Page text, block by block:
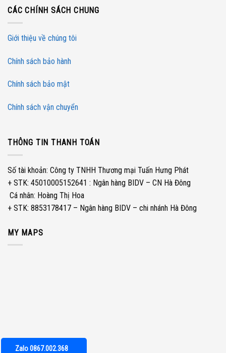
CÁC CHÍNH SÁCH CHUNG
Giới thiệu về chúng tôi
Chính sách bảo hành
Chính sách bảo mật
Chính sách vận chuyển
THÔNG TIN THANH TOÁN
Số tài khoản: Công ty TNHH Thương mại Tuấn Hưng Phát
+ STK: 45010005152641 : Ngân hàng BIDV – CN Hà Đông
­ Cá nhân: Hoàng Thị Hoa
+ STK: 8853178417 – Ngân hàng BIDV – chi nhánh Hà Đông
MY MAPS
Zalo 0867.002.368